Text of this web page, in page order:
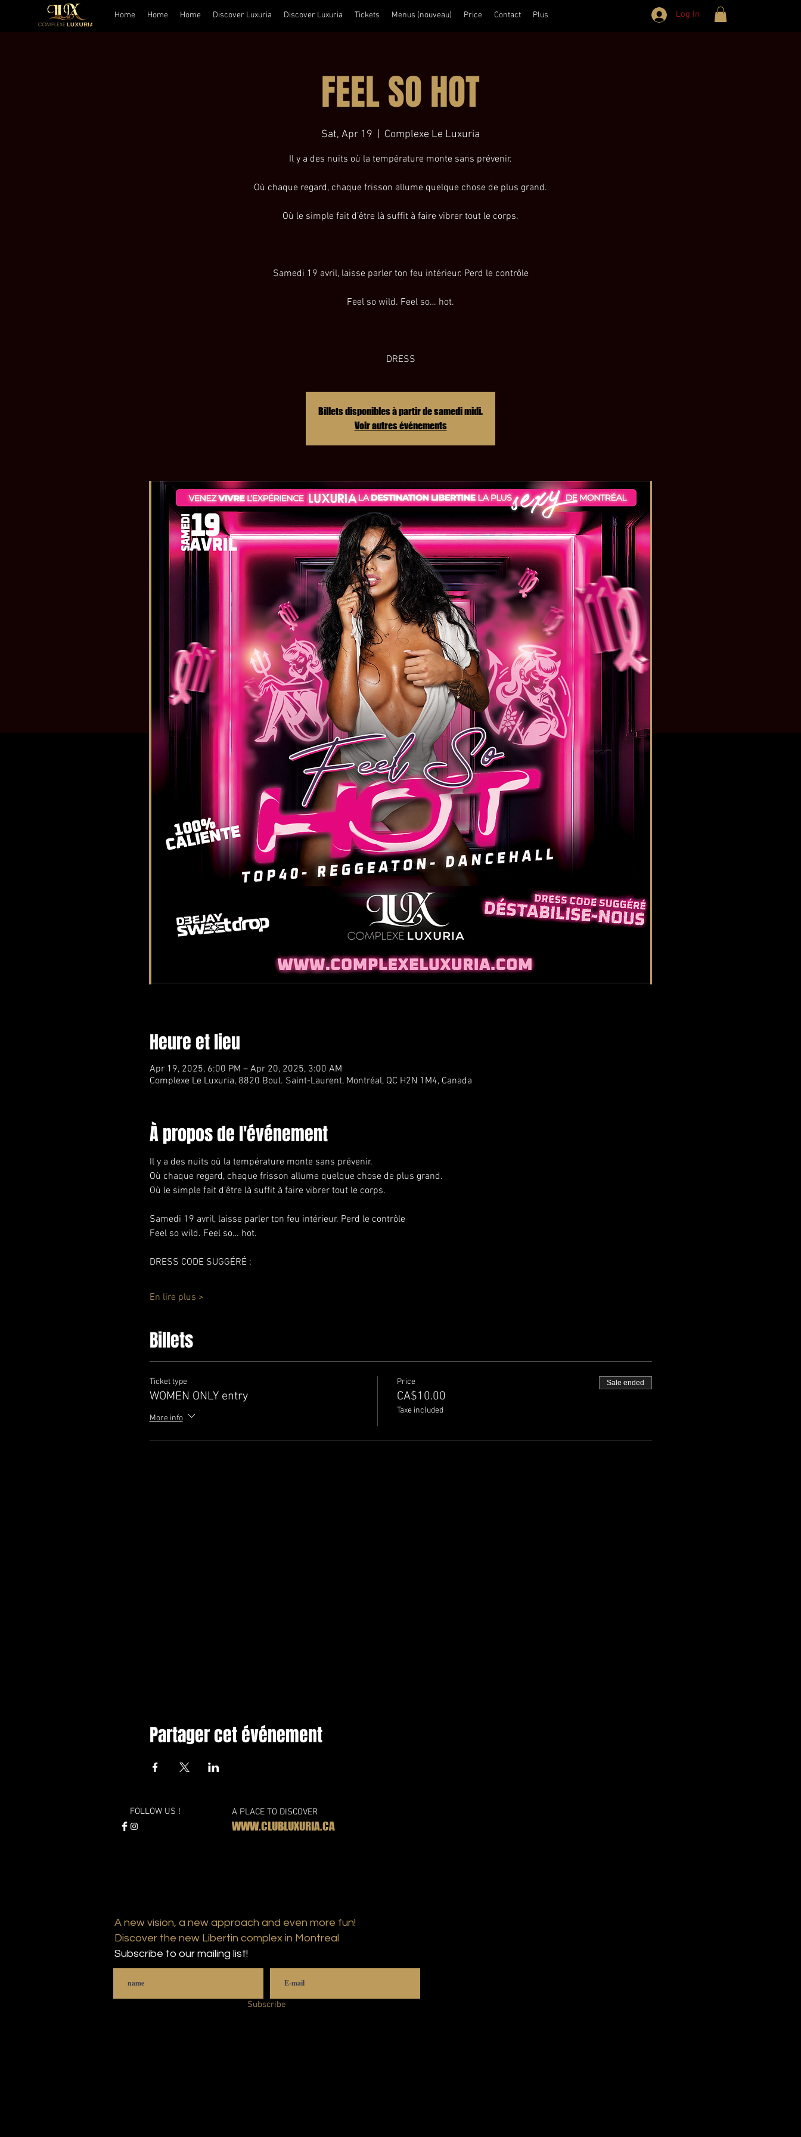
Home Home Home Discover Luxuria Discover Luxuria Tickets Menus (nouveau) Price Contact Plus Log In
FEEL SO HOT
Sat, Apr 19
  |
Complexe Le Luxuria
Il y a des nuits où la température monte sans prévenir.
Où chaque regard, chaque frisson allume quelque chose de plus grand.
Où le simple fait d’être là suffit à faire vibrer tout le corps.
Samedi 19 avril, laisse parler ton feu intérieur. Perd le contrôle
Feel so wild. Feel so… hot.
DRESS
Billets disponibles à partir de samedi midi.
Voir autres événements
Heure et lieu
Apr 19, 2025, 6:00 PM – Apr 20, 2025, 3:00 AM
Complexe Le Luxuria, 8820 Boul. Saint-Laurent, Montréal, QC H2N 1M4, Canada
À propos de l'événement
Il y a des nuits où la température monte sans prévenir.
Où chaque regard, chaque frisson allume quelque chose de plus grand.
Où le simple fait d’être là suffit à faire vibrer tout le corps.
Samedi 19 avril, laisse parler ton feu intérieur. Perd le contrôle
Feel so wild. Feel so… hot.
DRESS CODE SUGGÉRÉ :
En lire plus >
Billets
Ticket type
WOMEN ONLY entry
More info
Price
CA$10.00
Taxe included
Sale ended
Partager cet événement
FOLLOW US ! A PLACE TO DISCOVER
WWW.CLUBLUXURIA.CA
A new vision, a new approach and even more fun!
Discover the new Libertin complex in Montreal
Subscribe to our mailing list!
Subscribe